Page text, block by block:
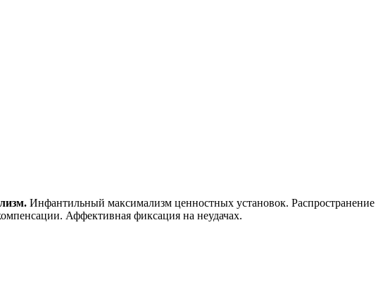
Инфантильный максимализм ценностных установок. Распространение
Аффективная фиксация на неудачах.